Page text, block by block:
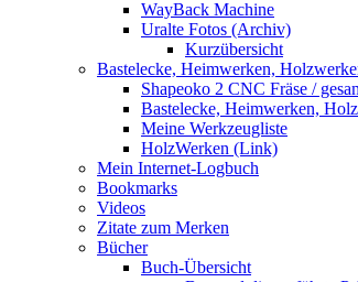
WayBack Machine
Uralte Fotos (Archiv)
Kurzübersicht
Bastelecke, Heimwerken,
Shapeoko 2 CNC Fräse /
Bastelecke, Heimwerken,
Meine Werkzeugliste
HolzWerken (Link)
Mein Internet-Logbuch
Bookmarks
Videos
Zitate zum Merken
Bücher
Buch-Übersicht